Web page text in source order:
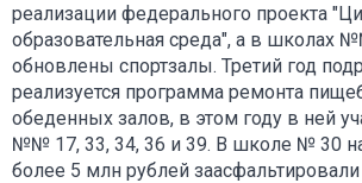
реализации федерального проекта
образовательная среда", а в школах
обновлены спортзалы. Третий год
реализуется программа ремонта
обеденных залов, в этом году в ней
№№ 17, 33, 34, 36 и 39. В школе № 30
более 5 млн рублей